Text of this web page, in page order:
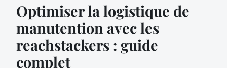
Optimiser la logistique de
manutention avec les
reachstackers : guide
complet